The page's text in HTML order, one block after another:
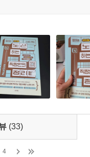
이디어를 메모하고,
있는 지식 시스템, 듀
? 예쁜 템플릿은 노션
론, 복사-붙여넣기로는
만들어준 것을 고스
끊임없이 변화해야 한
(33)